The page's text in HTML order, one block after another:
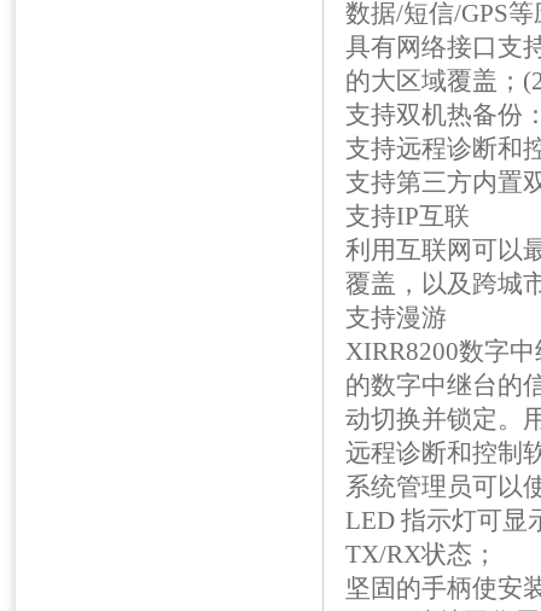
数据/短信/GPS等
具有网络接口支
的大区域覆盖；
支持双机热备份
支持远程诊断和
支持第三方内置
支持IP互联
利用互联网可以
覆盖，以及跨城
支持漫游
XIRR8200数字
的数字中继台的
动切换并锁定。
远程诊断和控制
系统管理员可以
LED 指示灯可显
TX/RX状态；
坚固的手柄使安